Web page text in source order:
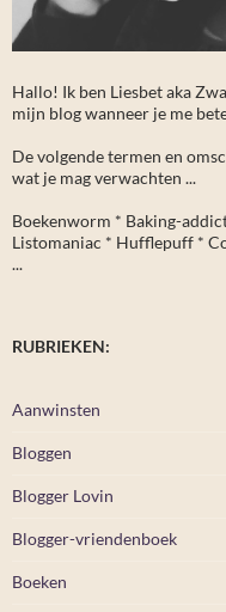
Hallo! Ik ben Liesbet aka
mijn blog wanneer je me
De volgende termen en
wat je mag verwachten ...
Boekenworm * Baking-
Listomaniac * Hufflepuff *
...
RUBRIEKEN:
Aanwinsten
Bloggen
Blogger Lovin
Blogger-vriendenboek
Boeken